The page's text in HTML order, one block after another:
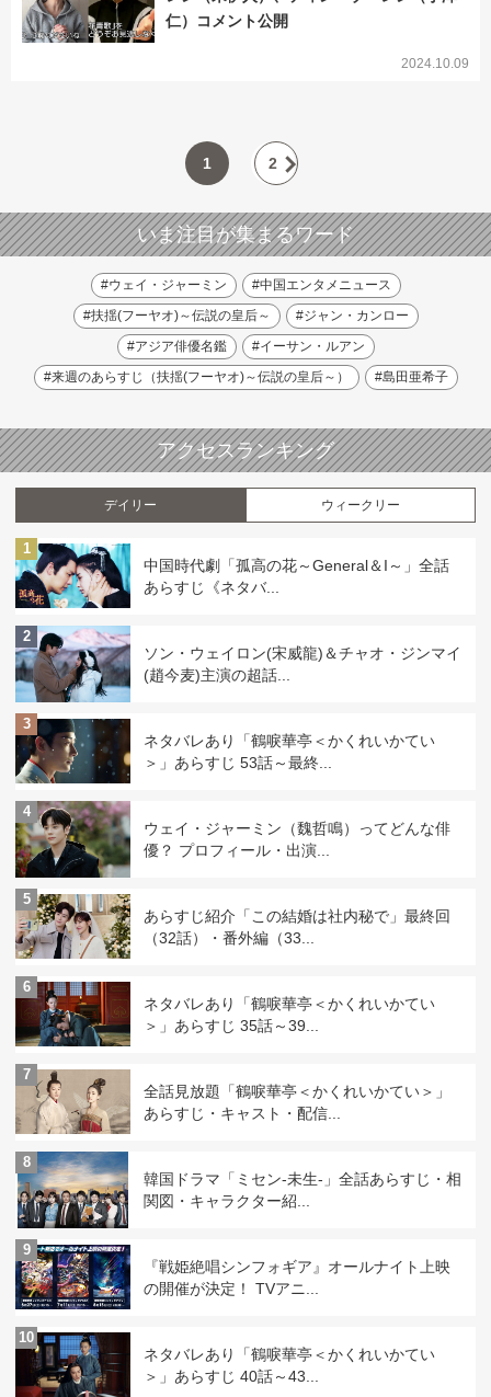
仁）コメント公開
2024.10.09
1 2
いま注目が集まるワード
#ウェイ・ジャーミン
#中国エンタメニュース
#扶揺(フーヤオ)～伝説の皇后～
#ジャン・カンロー
#アジア俳優名鑑
#イーサン・ルアン
#来週のあらすじ（扶揺(フーヤオ)～伝説の皇后～）
#島田亜希子
アクセスランキング
デイリー ウィークリー
1
中国時代劇「孤高の花～General＆I～」全話
あらすじ《ネタバ...
2
ソン・ウェイロン(宋威龍)＆チャオ・ジンマイ
(趙今麦)主演の超話...
3
ネタバレあり「鶴唳華亭＜かくれいかてい
＞」あらすじ 53話～最終...
4
ウェイ・ジャーミン（魏哲鳴）ってどんな俳
優？ プロフィール・出演...
5
あらすじ紹介「この結婚は社内秘で」最終回
（32話）・番外編（33...
6
ネタバレあり「鶴唳華亭＜かくれいかてい
＞」あらすじ 35話～39...
7
全話見放題「鶴唳華亭＜かくれいかてい＞」
あらすじ・キャスト・配信...
8
韓国ドラマ「ミセン-未生-」全話あらすじ・相
関図・キャラクター紹...
9
『戦姫絶唱シンフォギア』オールナイト上映
の開催が決定！ TVアニ...
10
ネタバレあり「鶴唳華亭＜かくれいかてい
＞」あらすじ 40話～43...